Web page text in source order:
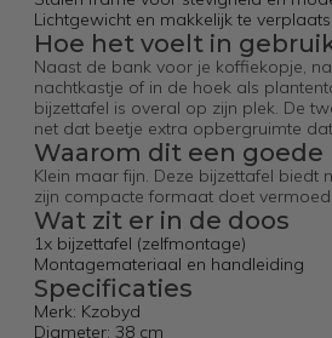
Lichtgewicht en makkelijk te
Hoe het voelt in
Naast de bank voor je koffiekopje,
nachtkastje of in de hoek als
bijzettafel is overal op zijn plek. De
net dat beetje extra opbergruimte
Waarom dit een goede
Klein maar fijn. Deze bijzettafel biedt
zijn compacte formaat doet
Wat zit er in de doos
1x bijzettafel (zelfmontage)
Montagemateriaal en handleiding
Specificaties
Merk: Kzobyd
Diameter: 38 cm